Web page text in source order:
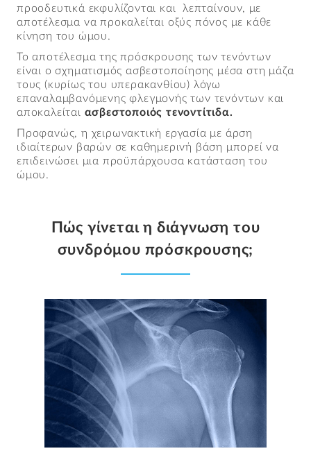
προοδευτικά εκφυλίζονται και λεπταίνουν, με
αποτέλεσμα να προκαλείται οξύς πόνος με κάθε
κίνηση του ώμου.
Το αποτέλεσμα της πρόσκρουσης των τενόντων
είναι ο σχηματισμός ασβεστοποίησης μέσα στη μάζα
τους (κυρίως του υπερακανθίου) λόγω
επαναλαμβανόμενης φλεγμονής των τενόντων και
αποκαλείται ασβεστοποιός τενοντίτιδα.
Προφανώς, η χειρωνακτική εργασία με άρση
ιδιαίτερων βαρών σε καθημερινή βάση μπορεί να
επιδεινώσει μια προϋπάρχουσα κατάσταση του
ώμου.
Πώς γίνεται η διάγνωση του
συνδρόμου πρόσκρουσης;